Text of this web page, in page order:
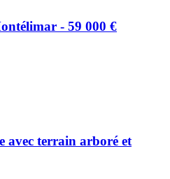
- 59 000 €
avec terrain arboré et